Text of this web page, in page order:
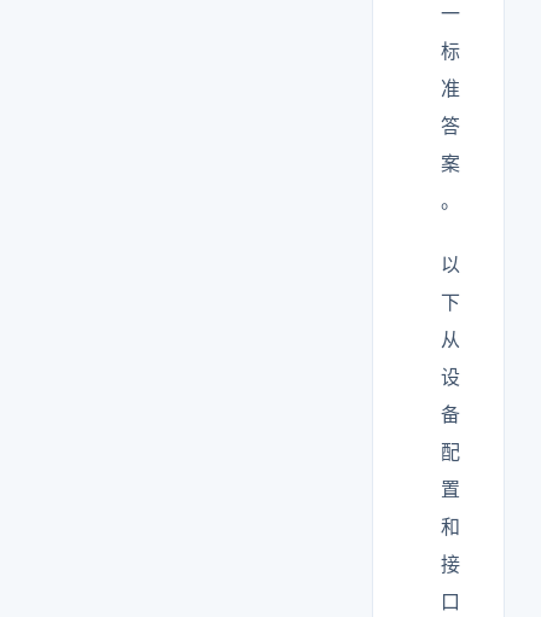
一
标
准
答
案
。
以
下
从
设
备
配
置
和
接
口